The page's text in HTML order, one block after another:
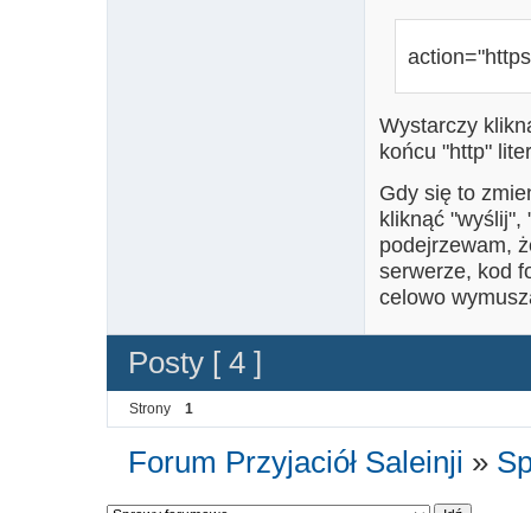
Wystarczy
końcu "http"
Gdy się to
kliknąć "wyślij",
podejrzewam,
serwerze, kod
celowo
Posty [ 4 ]
Strony 1
Forum Przyjaciół Saleinji »